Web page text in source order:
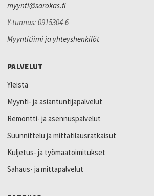
myynti@sarokas.fi
Y-tunnus: 0915304-6
Myyntitiimi ja yhteyshenkilöt
PALVELUT
Yleistä
Myynti- ja asiantuntijapalvelut
Remontti- ja asennuspalvelut
Suunnittelu ja mittatilausratkaisut
Kuljetus- ja työmaatoimitukset
Sahaus- ja mittapalvelut